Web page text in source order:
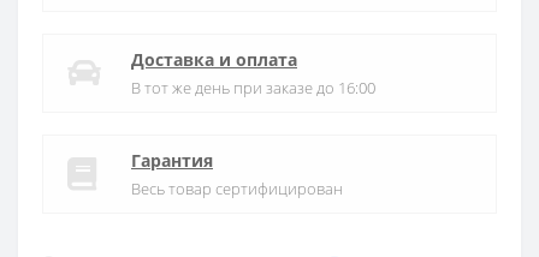
Доставка и оплата
В тот же день при заказе до 16:00
Гарантия
Весь товар сертифицирован